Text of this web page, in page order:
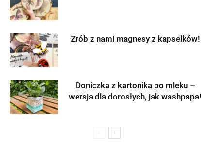
Zrób z nami magnesy z kapselków!
Doniczka z kartonika po mleku –
wersja dla dorosłych, jak washpapa!